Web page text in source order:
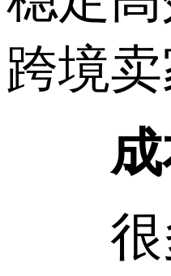
跨境
成本
很多